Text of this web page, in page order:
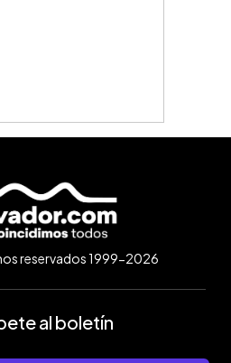
reservados 1999-2026
al boletín